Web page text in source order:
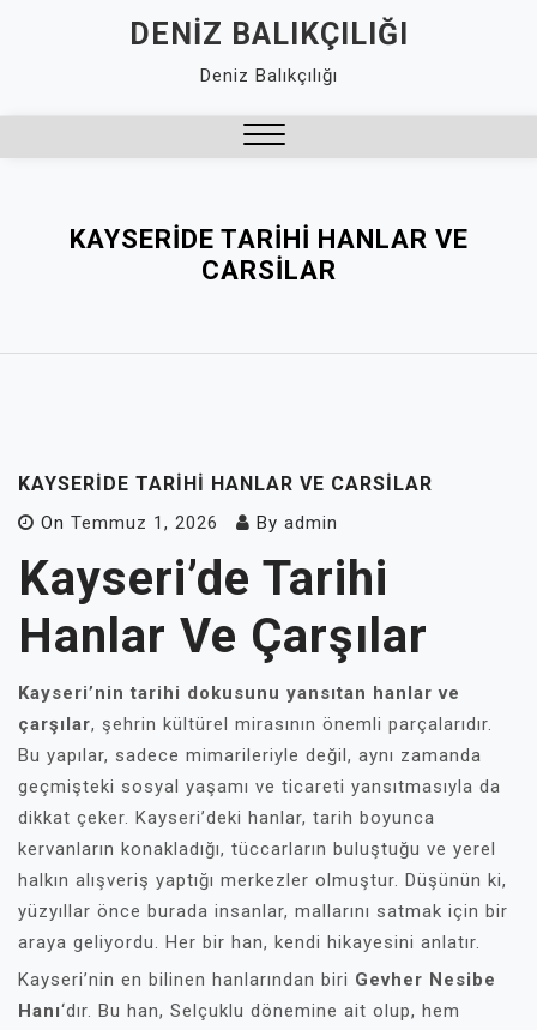
DENIZ BALIKÇILIĞI
Deniz Balıkçılığı
KAYSERIDE TARIHI HANLAR VE
CARSILAR
KAYSERIDE TARIHI HANLAR VE CARSILAR
On Temmuz 1, 2026 By admin
Kayseri’de Tarihi
Hanlar Ve Çarşılar
Kayseri’nin tarihi dokusunu yansıtan hanlar ve
çarşılar, şehrin kültürel mirasının önemli parçalarıdır.
Bu yapılar, sadece mimarileriyle değil, aynı zamanda
geçmişteki sosyal yaşamı ve ticareti yansıtmasıyla da
dikkat çeker. Kayseri’deki hanlar, tarih boyunca
kervanların konakladığı, tüccarların buluştuğu ve yerel
halkın alışveriş yaptığı merkezler olmuştur. Düşünün ki,
yüzyıllar önce burada insanlar, mallarını satmak için bir
araya geliyordu. Her bir han, kendi hikayesini anlatır.
Kayseri’nin en bilinen hanlarından biri Gevher Nesibe
Hanı‘dır. Bu han, Selçuklu dönemine ait olup, hem